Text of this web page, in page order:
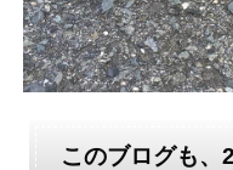
このブログも、